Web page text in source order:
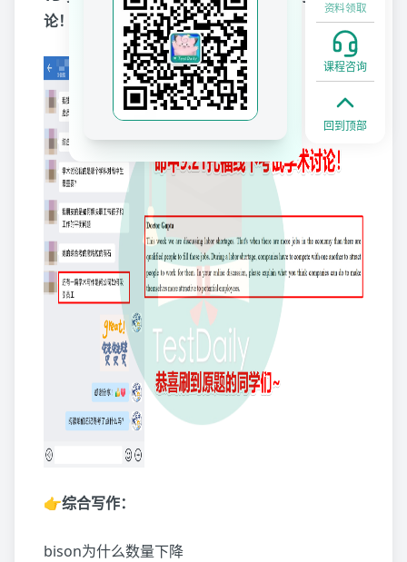
论！恭喜刷到原题的同学们~
👉综合写作：
bison为什么数量下降
资料领取
课程咨询
回到顶部